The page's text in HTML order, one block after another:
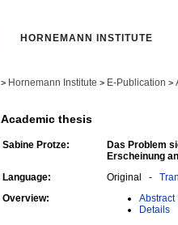
HORNEMANN INSTITUTE
> Hornemann Institute > E-Publication >
Academic thesis
Sabine Protze:
Das Problem
Erscheinung
Language: Original -
Overview:
Abstract
Details